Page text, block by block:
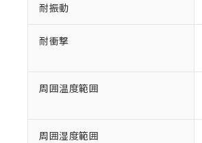
耐振動
耐衝撃
周囲温度範囲
周囲湿度範囲